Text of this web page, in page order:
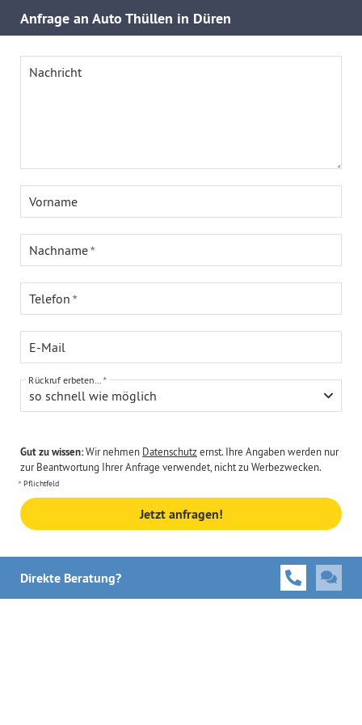
Anfrage an Auto Thüllen in Düren
Nachricht
Vorname
Nachname
Telefon
E-Mail
so schnell wie möglich
Rückruf erbeten...
Gut zu wissen:Wir nehmen Datenschutzernst. Ihre Angaben werden nur
zur Beantwortung Ihrer Anfrage verwendet, nicht zu Werbezwecken.
Pflichtfeld
Jetzt anfragen!
Direkte Beratung?